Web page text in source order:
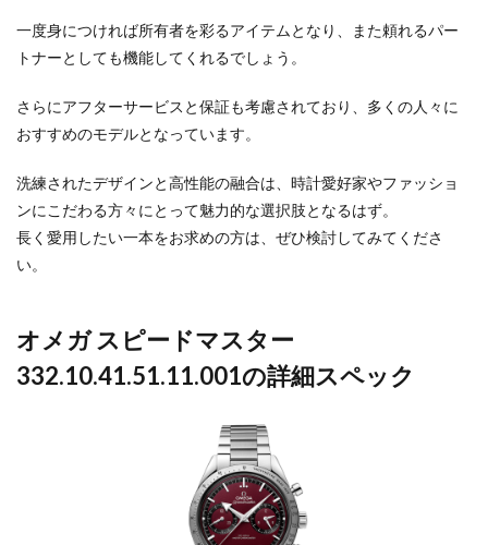
一度身につければ所有者を彩るアイテムとなり、また頼れるパー
トナーとしても機能してくれるでしょう。
さらにアフターサービスと保証も考慮されており、多くの人々に
おすすめのモデルとなっています。
洗練されたデザインと高性能の融合は、時計愛好家やファッショ
ンにこだわる方々にとって魅力的な選択肢となるはず。
長く愛用したい一本をお求めの方は、ぜひ検討してみてくださ
い。
オメガ スピードマスター
332.10.41.51.11.001の詳細スペック